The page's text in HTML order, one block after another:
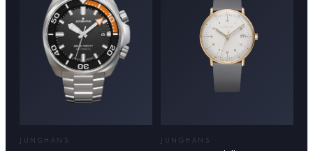
JUNGHANS JUNGHANS